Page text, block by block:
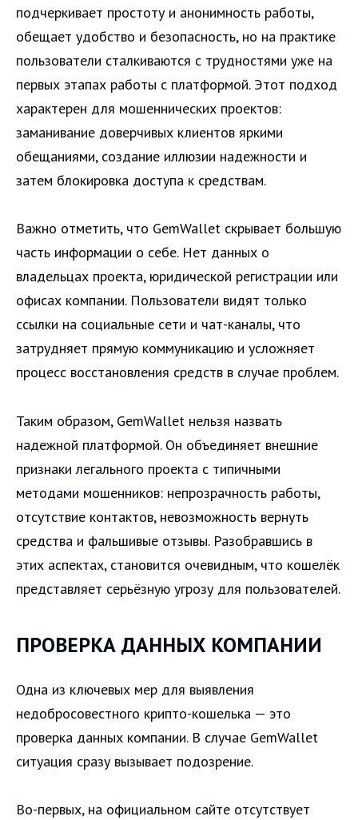
подчеркивает простоту и анонимность работы,
обещает удобство и безопасность, но на практике
пользователи сталкиваются с трудностями уже на
первых этапах работы с платформой. Этот подход
характерен для мошеннических проектов:
заманивание доверчивых клиентов яркими
обещаниями, создание иллюзии надежности и
затем блокировка доступа к средствам.
Важно отметить, что GemWallet скрывает большую
часть информации о себе. Нет данных о
владельцах проекта, юридической регистрации или
офисах компании. Пользователи видят только
ссылки на социальные сети и чат-каналы, что
затрудняет прямую коммуникацию и усложняет
процесс восстановления средств в случае проблем.
Таким образом, GemWallet нельзя назвать
надежной платформой. Он объединяет внешние
признаки легального проекта с типичными
методами мошенников: непрозрачность работы,
отсутствие контактов, невозможность вернуть
средства и фальшивые отзывы. Разобравшись в
этих аспектах, становится очевидным, что кошелёк
представляет серьёзную угрозу для пользователей.
ПРОВЕРКА ДАННЫХ КОМПАНИИ
Одна из ключевых мер для выявления
недобросовестного крипто-кошелька — это
проверка данных компании. В случае GemWallet
ситуация сразу вызывает подозрение.
Во-первых, на официальном сайте отсутствует